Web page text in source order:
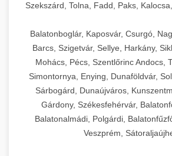
Szekszárd, Tolna, Fadd, Paks,
Balatonboglár, Kaposvár, Csurgó,
Barcs, Szigetvár, Sellye, Harkány,
Mohács, Pécs, Szentlőrinc Andocs,
Simontornya, Enying, Dunaföldvár,
Sárbogárd, Dunaújváros,
Gárdony, Székesfehérvár,
Balatonalmádi, Polgárdi,
Veszprém,